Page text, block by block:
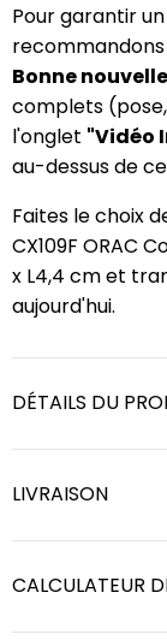
Pour garantir
recommandons
Bonne
complets
l'onglet "Vidéo
au-dessus de
Faites le choix
CX109F ORAC
x L4,4 cm et
aujourd'hui.
DÉTAILS DU
LIVRAISON
CALCULATEUR